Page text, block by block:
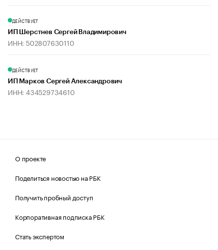
ДЕЙСТВУЕТ
ИП Шерстнев Сергей Владимирович
ИНН: 502807630110
ДЕЙСТВУЕТ
ИП Марков Сергей Александрович
ИНН: 434529734610
О проекте
Поделиться новостью на РБК
Получить пробный доступ
Корпоративная подписка РБК
Стать экспертом